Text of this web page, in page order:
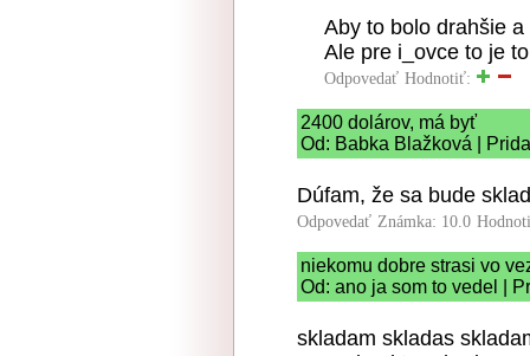
Aby to bolo drahšie
Ale pre i_ovce to je
Odpovedať Hodnotiť:
2400 dolárov, má byť
Od: Babka Blažková |
Dúfam, že sa bude
Odpovedať Známka: 10.0
niekomu dobre strasi vo
Od: ano ja som to vedel |
skladam skladas